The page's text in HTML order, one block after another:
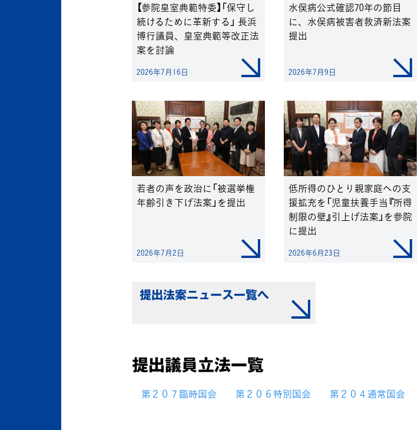
【参院皇室典範特委】「保守し
続けるために革新する」 長浜
博行議員、皇室典範等改正法
案を討論
2026年7月16日
水俣病公式確認70年の節目
に、水俣病被害者救済新法案
提出
2026年7月9日
若者の声を政治に「被選挙権
年齢引き下げ法案」を提出
2026年7月2日
低所得のひとり親家庭への支
援拡充を「児童扶養手当『所得
制限の壁』引上げ法案」を参院
に提出
2026年6月23日
提出法案ニュース一覧へ
提出議員立法一覧
第２０７臨時国会 第２０６特別国会 第２０４通常国会